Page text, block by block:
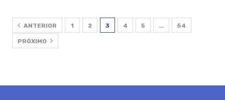
ANTERIOR 1 2 3 4 5 … 54
PRÓXIMO